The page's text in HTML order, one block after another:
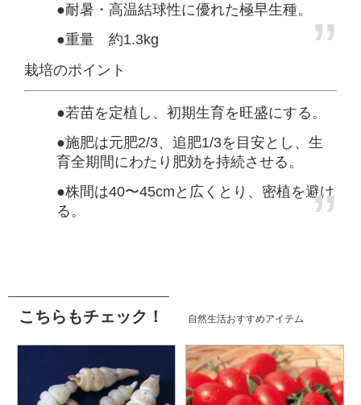
●耐暑・高温結球性に優れた極早生種。
●重量 約1.3kg
栽培のポイント
●若苗を定植し、初期生育を旺盛にする。
●施肥は元肥2/3、追肥1/3を目安とし、生
育全期間にわたり肥効を持続させる。
●株間は40〜45cmと広くとり、密植を避け
る。
こちらもチェック！ 自然生活おすすめアイテム